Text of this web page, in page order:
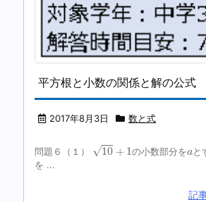
平方根と小数の関係と解の公式
2017年8月3日 数と式
問題６（１） √10 + 1
10+1
の小数部分をa
aと
を ...
記